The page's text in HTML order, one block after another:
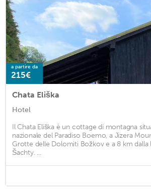
a partire da
215€
Chata Eliška
Hotel
Il Chata Eliška è un cottage di montagna
nazionale del Paradiso Boemo, a Jizera
Grotte delle Dolomiti Božkov e a 8 km dalla
Šachty. ...